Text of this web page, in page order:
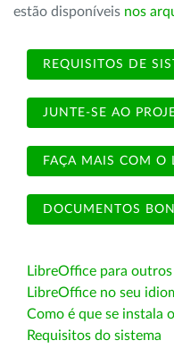
estão disponíveis nos
REQUISITOS DE
JUNTE-SE AO
FAÇA MAIS COM O
DOCUMENTOS
LibreOffice para
LibreOffice no seu
Como é que se instala
Requisitos do sistema